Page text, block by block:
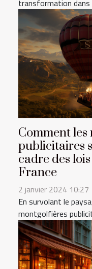
transformation dans
Comment
publicitaires
cadre des
France
2 janvier 2024 10:27
En survolant le
montgolfières